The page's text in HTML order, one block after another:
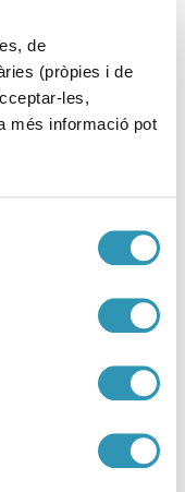
de
(pròpies i de
les,
més informació pot